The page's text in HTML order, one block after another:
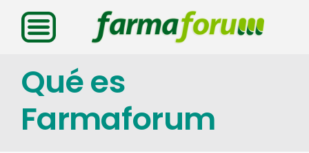
Saltar
contenido
Qué es
Farmaforum